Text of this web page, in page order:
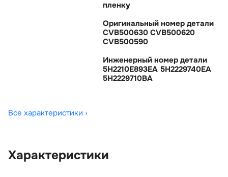
пленку
Оригинальный номер детали
CVB500630 CVB500620
CVB500590
Инженерный номер детали
5H2210E893EA 5H2229740EA
5H2229710BA
Все характеристики ›
Характеристики